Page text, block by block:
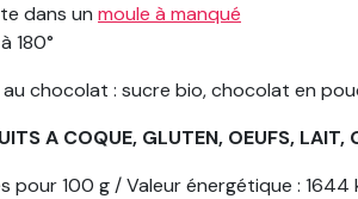
dans un moule à manqué
180°
chocolat : sucre bio, chocolat en
A COQUE, GLUTEN, OEUFS, LAIT,
pour 100 g / Valeur énergétique :